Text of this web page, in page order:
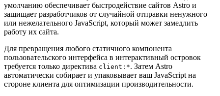
умолчанию обеспечивает быстродействие сайтов Astro и
защищает разработчиков от случайной отправки ненужного
или нежелательного JavaScript, который может замедлить
работу их сайта.
Для превращения любого статичного компонента
пользовательского интерфейса в интерактивный островок
требуется только директива client:*. Затем Astro
автоматически собирает и упаковывает ваш JavaScript на
стороне клиента для оптимизации производительности.